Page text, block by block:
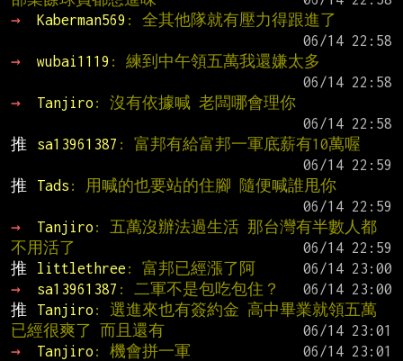
→
Kaberman569 : 全其他隊就有壓力得跟進了
→
wubai1119 : 練到中午領五萬我還嫌太多
→
Tanjiro : 沒有依據喊 老闆哪會理你
推
sa13961387 : 富邦有給富邦一軍底薪有10萬喔
推
Tads : 用喊的也要站的住腳 隨便喊誰甩你
→
Tanjiro : 五萬沒辦法過生活 那台灣有半數人都
不用活了
推
littlethree : 富邦已經漲了阿
→
sa13961387 : 二軍不是包吃包住？
推
Tanjiro : 選進來也有簽約金 高中畢業就領五萬
已經很爽了 而且還有
→
Tanjiro : 機會拼一軍